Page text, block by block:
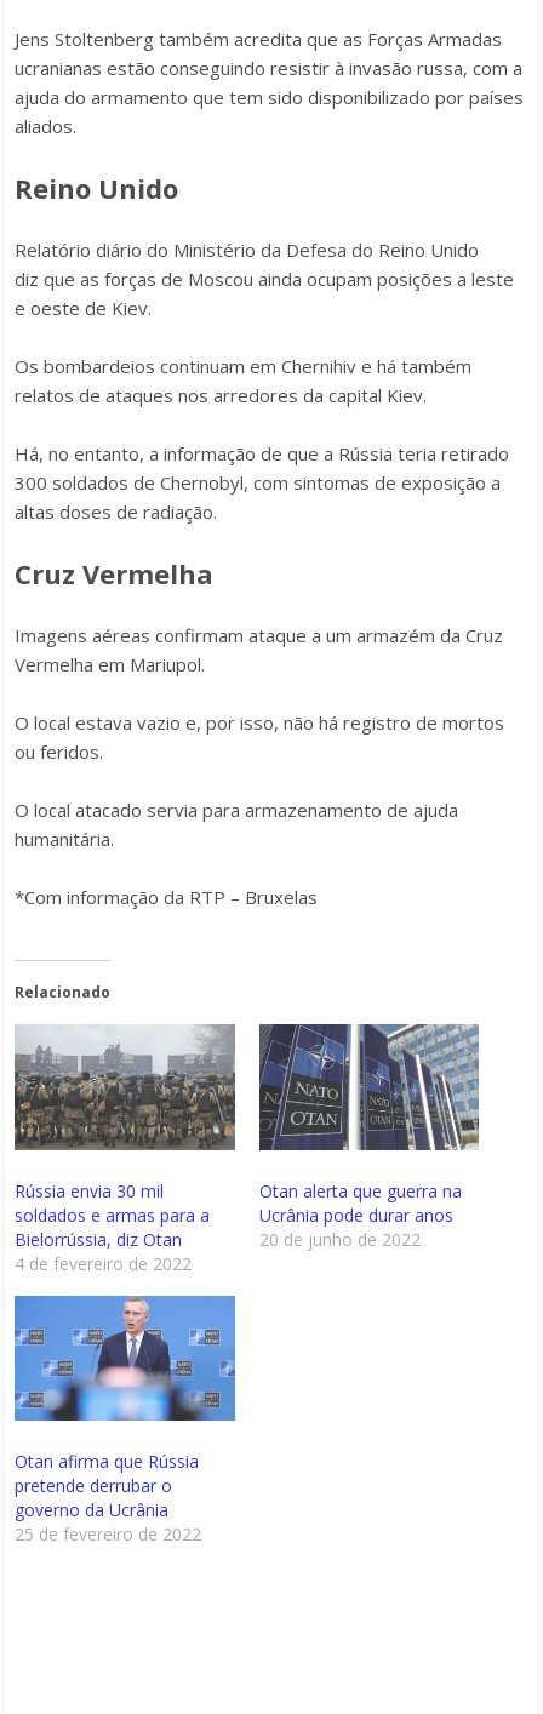
Jens Stoltenberg também acredita que as Forças Armadas
ucranianas estão conseguindo resistir à invasão russa, com a
ajuda do armamento que tem sido disponibilizado por países
aliados.
Reino Unido
Relatório diário do Ministério da Defesa do Reino Unido
diz que as forças de Moscou ainda ocupam posições a leste
e oeste de Kiev.
Os bombardeios continuam em Chernihiv e há também
relatos de ataques nos arredores da capital Kiev.
Há, no entanto, a informação de que a Rússia teria retirado
300 soldados de Chernobyl, com sintomas de exposição a
altas doses de radiação.
Cruz Vermelha
Imagens aéreas confirmam ataque a um armazém da Cruz
Vermelha em Mariupol.
O local estava vazio e, por isso, não há registro de mortos
ou feridos.
O local atacado servia para armazenamento de ajuda
humanitária.
*Com informação da RTP – Bruxelas
Relacionado
Rússia envia 30 mil
soldados e armas para a
Bielorrússia, diz Otan
4 de fevereiro de 2022
Otan alerta que guerra na
Ucrânia pode durar anos
20 de junho de 2022
Otan afirma que Rússia
pretende derrubar o
governo da Ucrânia
25 de fevereiro de 2022